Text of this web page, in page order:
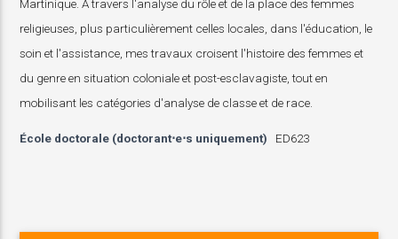
Martinique. À travers l'analyse du rôle et de la place des femmes
religieuses, plus particulièrement celles locales, dans l'éducation, le
soin et l'assistance, mes travaux croisent l'histoire des femmes et
du genre en situation coloniale et post-esclavagiste, tout en
mobilisant les catégories d'analyse de classe et de race.
École doctorale (doctorant⋅e⋅s uniquement) ED623